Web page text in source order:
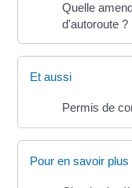
Quelle
d'autoroute ?
Et aussi
Permis de
Pour en savoir plus